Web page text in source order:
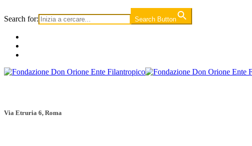
Search for: Search Button
Via Etruria 6, Roma